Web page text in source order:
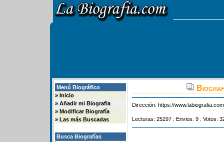
Menú Biográfico
» Inicio
» Añadir mi Biografia
» Modificar Biografía
» Las más Buscadas
Busca Biografías
Dirección: https://
Lecturas: 25297 : Envios: 9 : Votos: